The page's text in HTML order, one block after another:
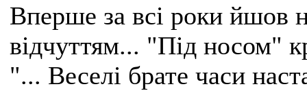
Вперше за всі роки йшов
відчуттям... "Під носом"
"... Веселі брате часи